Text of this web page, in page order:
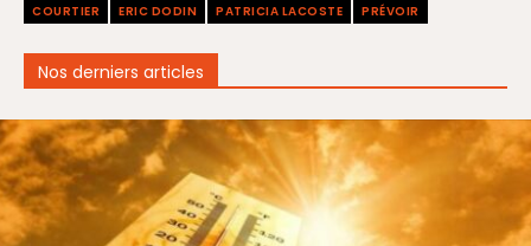
COURTIER
ERIC DODIN PATRICIA LACOSTE PRÉVOIR
Nos derniers articles